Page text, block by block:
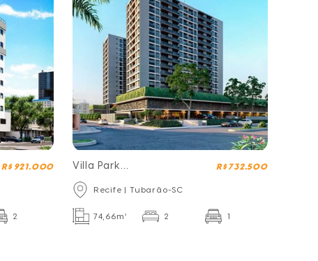
R$ 921.000
2
Villa Park
Residencial
R$ 732.500
Recife | Tubarão-SC
74,66m² 2 1